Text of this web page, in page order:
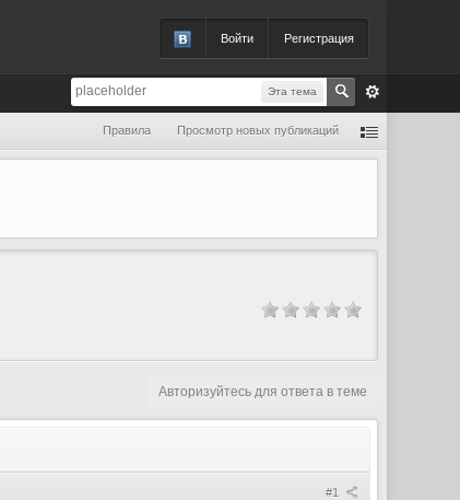
Войти Регистрация
Эта тема
Правила Просмотр новых публикаций
Авторизуйтесь для ответа в теме
#1